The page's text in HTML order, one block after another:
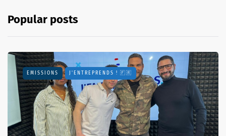
Popular posts
EMISSIONS J'ENTREPRENDS ! 🇫🇷